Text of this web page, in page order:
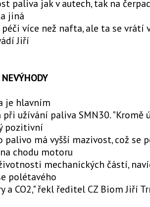
paliva jak v autech, tak na
jiná
péči více než nafta, ale ta se vrátí
Jiří
je hlavním
užívání paliva SMN30. "Kromě
pozitivní
palivo má vyšší mazivost, což se
chodu motoru
mechanických částí,
polétavého
a CO2," řekl ředitel CZ Biom Jiří